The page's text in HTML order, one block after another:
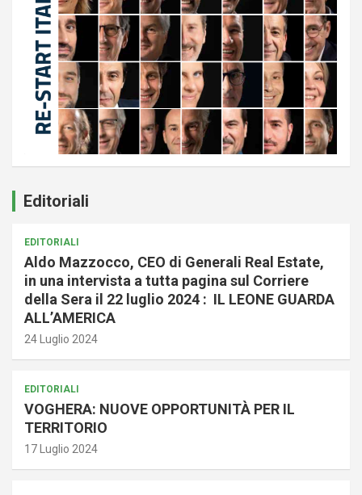
Editoriali
EDITORIALI
Aldo Mazzocco, CEO di Generali Real Estate,
in una intervista a tutta pagina sul Corriere
della Sera il 22 luglio 2024 : IL LEONE GUARDA
ALL’AMERICA
24 Luglio 2024
EDITORIALI
VOGHERA: NUOVE OPPORTUNITÀ PER IL
TERRITORIO
17 Luglio 2024